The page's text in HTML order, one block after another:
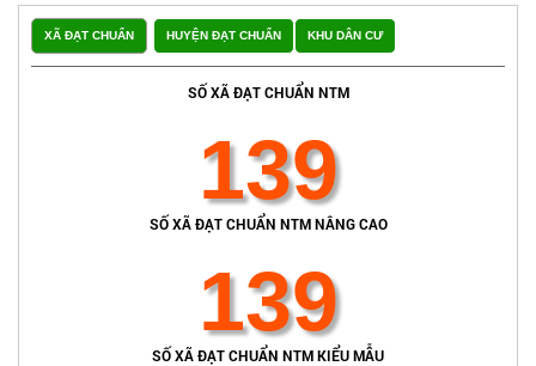
XÃ ĐẠT CHUẨN HUYỆN ĐẠT CHUẨN KHU DÂN CƯ
SỐ XÃ ĐẠT CHUẨN NTM
139
SỐ XÃ ĐẠT CHUẨN NTM NÂNG CAO
139
SỐ XÃ ĐẠT CHUẨN NTM KIỂU MẪU